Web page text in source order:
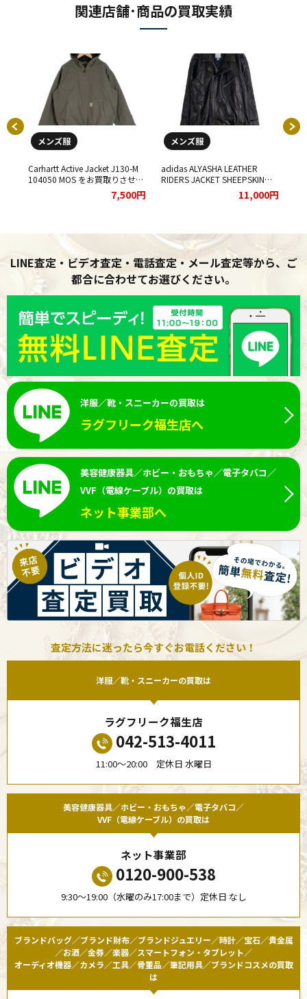
関連店舗･商品の買取実績
メンズ服
Carhartt Active Jacket J130-M
104050 MOS をお買取りさせて
7,500円
メンズ服
adidas ALYASHA LEATHER
RIDERS JACKET SHEEPSKIN
E75732 をお買取りさせていた
11,000円
LINE査定・ビデオ査定・電話査定・メール査定等から、ご
都合に合わせてお選びください。
洋服／靴・スニーカーの買取は
ラグフリーク福生店へ
美容健康器具／ホビー・おもちゃ／電子タバコ／
VVF（電線ケーブル）の買取は
ネット事業部へ
査定方法に迷ったら今すぐお電話ください！
洋服／靴・スニーカーの買取は
ラグフリーク福生店
042-513-4011
11:00〜20:00 定休日 水曜日
美容健康器具／ホビー・おもちゃ／電子タバコ／
VVF（電線ケーブル）の買取は
ネット事業部
0120-900-538
9:30〜19:00（水曜のみ17:00まで）定休日 なし
ブランドバッグ／ブランド財布／ブランドジュエリー／時計／宝石／貴金属
／お酒／金券／楽器／スマートフォン・タブレット／
オーディオ機器／カメラ／工具／骨董品／筆記用具／ブランドコスメの買取
は